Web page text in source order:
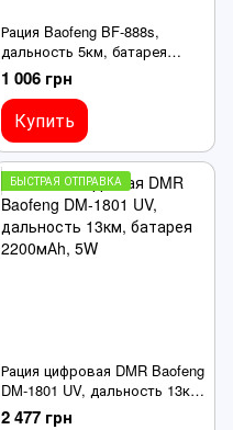
Рация Baofeng BF-888s,
дальность 5км, батарея
1500mAh, 5W, зарядка от
USB, комплект 2 шт.
1 006 грн
Купить
БЫСТРАЯ ОТПРАВКА
Рация цифровая DMR Baofeng
DM-1801 UV, дальность 13км,
батарея 2200мАh, 5W
2 477 грн